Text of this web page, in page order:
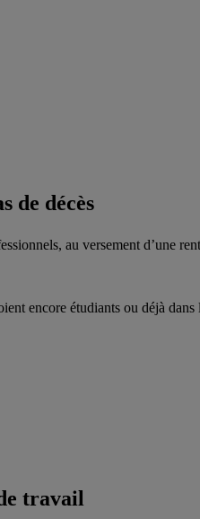
de décès
au versement d’une
encore étudiants ou déjà
travail